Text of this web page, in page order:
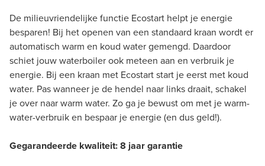
De milieuvriendelijke functie Ecostart helpt je energie
besparen! Bij het openen van een standaard kraan wordt er
automatisch warm en koud water gemengd. Daardoor
schiet jouw waterboiler ook meteen aan en verbruik je
energie. Bij een kraan met Ecostart start je eerst met koud
water. Pas wanneer je de hendel naar links draait, schakel
je over naar warm water. Zo ga je bewust om met je warm-
water-verbruik en bespaar je energie (en dus geld!).
Gegarandeerde kwaliteit: 8 jaar garantie